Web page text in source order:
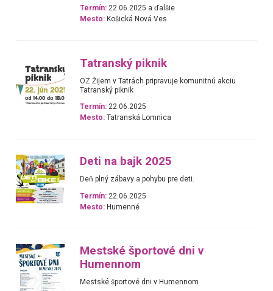
Termín: 22.06.2025 a ďalšie
Mesto: Košická Nová Ves
Tatranský piknik
OZ Žijem v Tatrách pripravuje komunitnú akciu
Tatranský piknik
Termín: 22.06.2025
Mesto: Tatranská Lomnica
Deti na bajk 2025
Deň plný zábavy a pohybu pre deti.
Termín: 22.06.2025
Mesto: Humenné
Mestské športové dni v
Humennom
Mestské športové dni v Humennom